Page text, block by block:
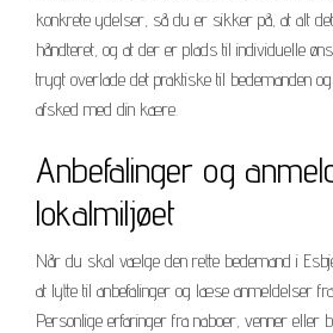
konkrete ydelser, så du er sikker på, at alt
håndteret, og at der er plads til individuelle
trygt overlade det praktiske til bedemanden
afsked med din kære.
Anbefalinger og
lokalmiljøet
Når du skal vælge den rette bedemand i
at lytte til anbefalinger og læse anmeldelser
Personlige erfaringer fra naboer, venner eller